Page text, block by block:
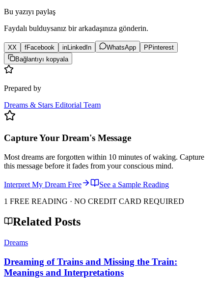
Bu yazıyı paylaş
Faydalı bulduysanız bir arkadaşınıza gönderin.
XX fFacebook inLinkedIn WhatsApp P Pinterest
Bağlantıyı kopyala
Prepared by
Dreams & Stars Editorial Team
Capture Your Dream's Message
Most dreams are forgotten within 10 minutes of waking. Capture
this message before it fades from your conscious mind.
Interpret My Dream Free
See a Sample Reading
1 FREE READING · NO CREDIT CARD REQUIRED
Related Posts
Dreams
Dreaming of Trains and Missing the Train:
Meanings and Interpretations